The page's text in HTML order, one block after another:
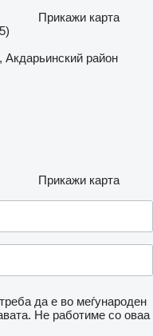
Прикажи карта
Акдарьинский район
Прикажи карта
да е во меѓународен
Не работиме со оваа